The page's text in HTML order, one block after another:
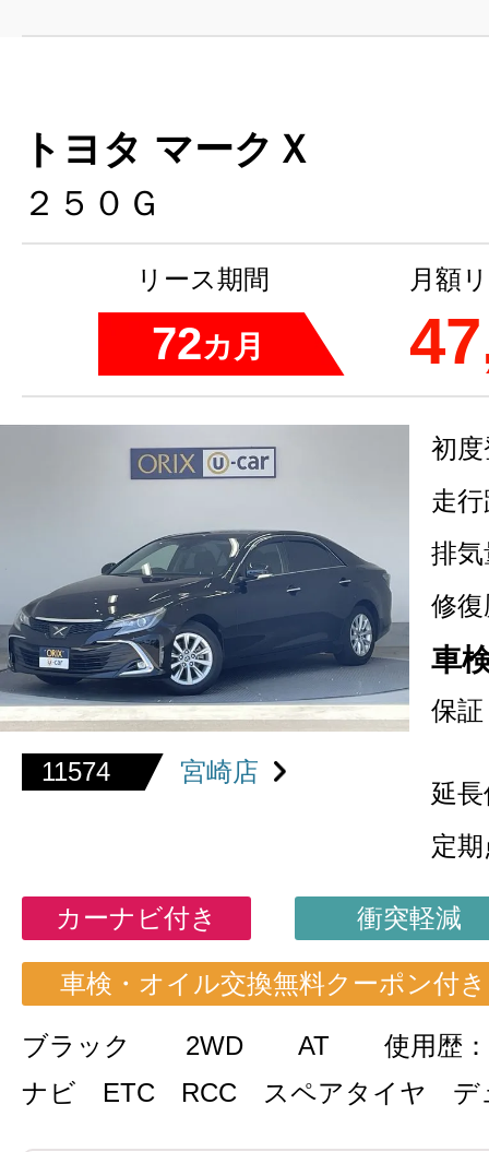
トヨタ マークＸ
２５０Ｇ
リース期間
72カ月
月額
11574 宮崎店
初
走
排気
修復
車
保証
延
定
カーナビ付き 衝突軽減
車検・オイル交換無料クーポン付き
ブラック 2WD AT
使用歴
ナビ ETC RCC スペアタイヤ デ